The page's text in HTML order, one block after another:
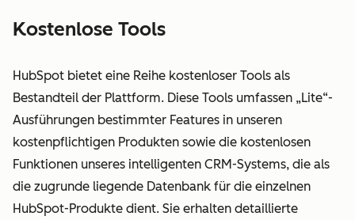
Kostenlose Tools
HubSpot bietet eine Reihe kostenloser Tools als
Bestandteil der Plattform. Diese Tools umfassen „Lite“-
Ausführungen bestimmter Features in unseren
kostenpflichtigen Produkten sowie die kostenlosen
Funktionen unseres intelligenten CRM-Systems, die als
die zugrunde liegende Datenbank für die einzelnen
HubSpot-Produkte dient. Sie erhalten detaillierte